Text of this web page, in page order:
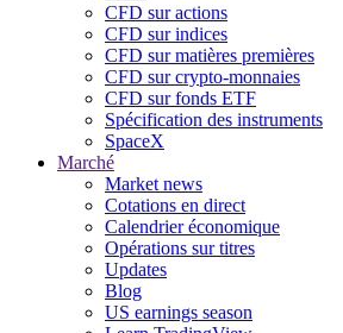
CFD sur actions
CFD sur indices
CFD sur matières premières
CFD sur crypto-monnaies
CFD sur fonds ETF
Spécification des instruments
SpaceX
Marché
Market news
Cotations en direct
Calendrier économique
Opérations sur titres
Updates
Blog
US earnings season